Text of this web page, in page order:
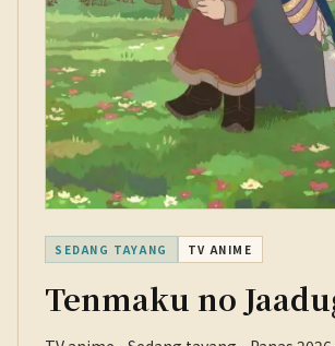
SEDANG TAYANG TV ANIME
Tenmaku no